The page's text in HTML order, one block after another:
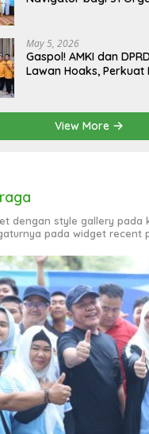
May 5, 2026
Gaspol! AMKI dan
Lawan Hoaks,
View More
dengan style gallery pada
pada widget recent